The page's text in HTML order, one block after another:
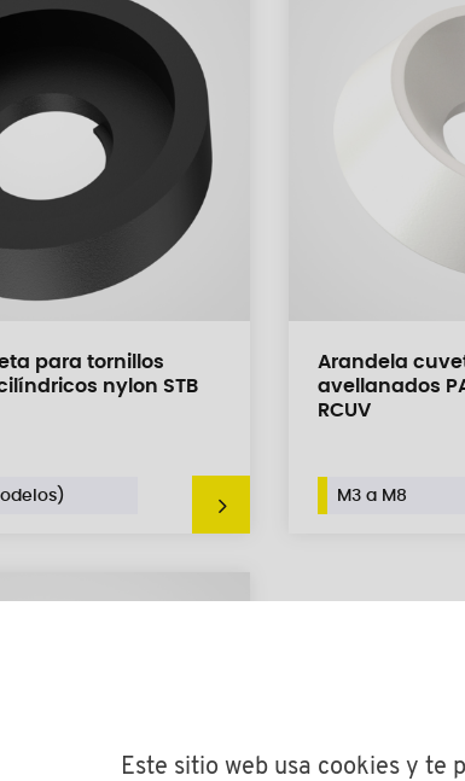
para tornillos
nylon STB
Arandela
avellanados
RCUV
M3 a M8
Este sitio web usa cookies y te